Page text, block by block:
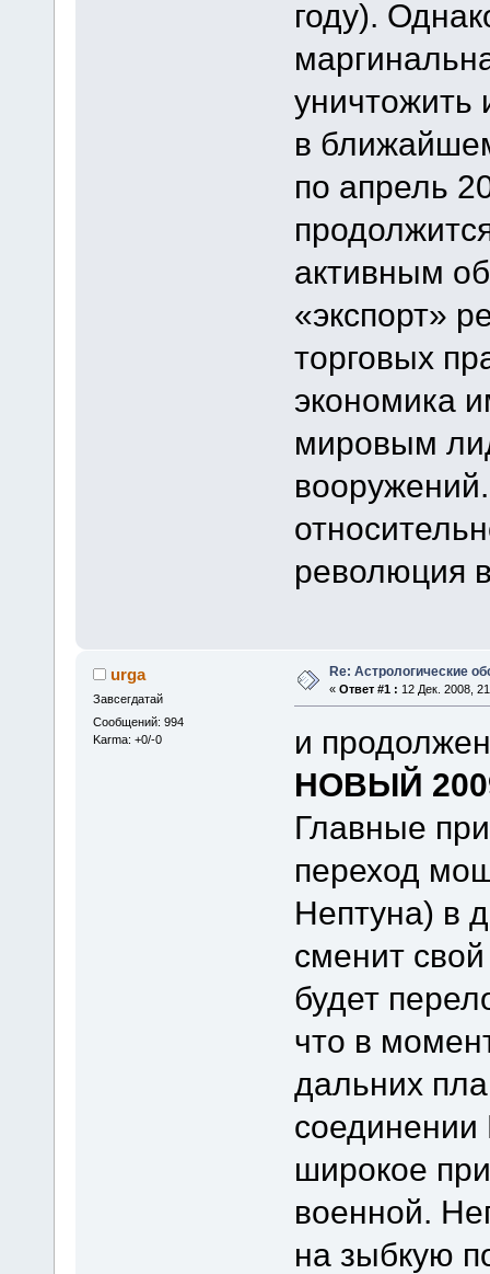
году).
уничтожить
в
по апрель
активным
«экспорт»
торговых
экономика
мировым
революция
urga
Завсегдатай
Сообщений: 994
Karma: +0/-0
Re: Астрологические
« Ответ #1 : 12 Дек. 2008,
и
НОВЫЙ
Главные
переход
Нептуна) в
сменит
будет
что в
дальних
широкое
военной.
на зыбкую